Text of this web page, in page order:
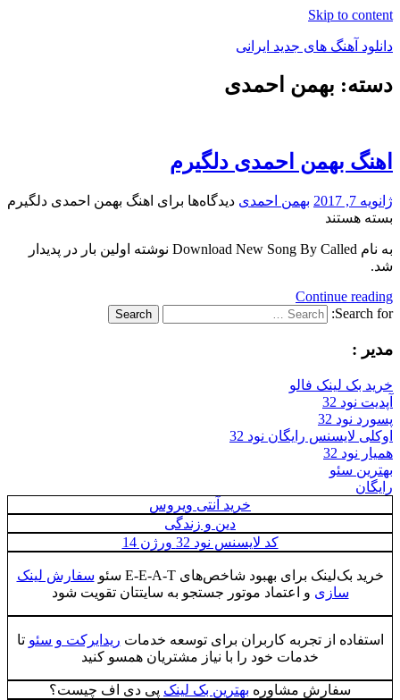
Skip to content
دانلود آهنگ های جدید ایرانی
دانلود
دسته: بهمن احمدی
اهنگ بهمن احمدی دلگیرم
ژانویه 7, 2017 بهمن احمدی دیدگاه‌ها برای اهنگ بهمن احمدی دلگیرم
بسته هستند
به نام Download New Song By Called نوشته اولین بار در پدیدار
شد.
Continue reading
Search for:
Search
مدیر :
خرید بک لینک فالو
آپدیت نود 32
پسورد نود 32
اوکلی لایسنس رایگان نود 32
همیار نود 32
بهترین سئو
رایگان
خرید آنتی ویروس
دین و زندگی
کد لایسنس نود 32 ورژن 14
خرید بک‌لینک برای بهبود شاخص‌های E‑E‑A‑T سئو
سفارش لینک
سازی و اعتماد موتور جستجو به سایتتان تقویت شود
استفاده از تجربه کاربران برای توسعه خدمات ریدایرکت و سئو تا
خدمات خود را با نیاز مشتریان همسو کنید
سفارش مشاوره بهترین بک لینک پی دی اف چیست؟